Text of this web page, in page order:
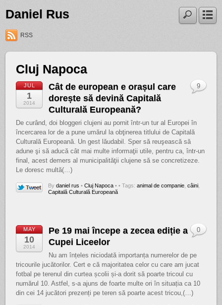
Daniel Rus
RSS
Cluj Napoca
JUL
1
2014
Cât de european e orașul care
dorește să devină Capitală
Culturală Europeană?
De curând, doi bloggeri clujeni au pornit într-un tur al Europei în
încercarea lor de a pune umărul la obţinerea titlului de Capitală
Culturală Europeană. Un gest lăudabil. Sper să reuşească să
adune şi să aducă cât mai multe informaţii utile, pentru ca, într-un
final, acest demers al municipalităţii clujene să se concretizeze.
Le doresc multă(…)
Bydaniel rus • Cluj Napoca •
9
• Tags:animal de companie ,câini
Capitală Culturală Europeană
MAY
10
2014
Pe 19 mai începe a zecea ediție a
Cupei Liceelor
Nu am înțeles niciodată importanța numerelor de pe
tricourile jucătorilor. Cert e că majoritatea celor cu care am jucat
fotbal pe terenul din curtea școlii și-a dorit să poarte tricoul cu
numărul 10. Astfel, s-a ajuns de foarte multe ori în situația ca 10
din cei 14 jucători prezenți pe teren să poarte acest tricou,(…)
0